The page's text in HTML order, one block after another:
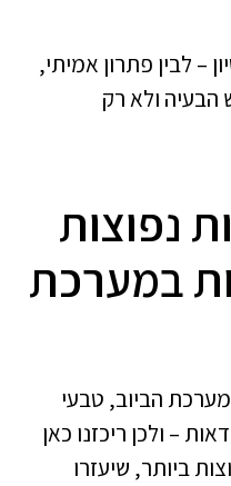
– לבין פתרון אמיתי,
ולא רק
נפוצות
במערכת
הביוב, טבעי
– ולכן ריכזנו כאן
ביותר, שיעזרו